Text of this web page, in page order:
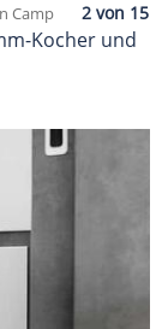
Camp
Kocher und